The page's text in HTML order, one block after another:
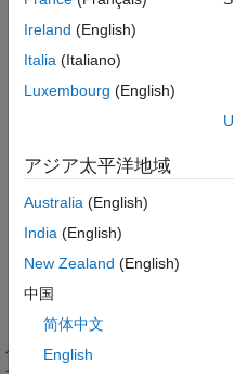
No
Badges
Earned
べ
Ireland (English)
Italia (Italiano)
Luxembourg (English)
アジア太平洋地域
Australia (English)
India (English)
New Zealand (English)
中国
简体中文
English